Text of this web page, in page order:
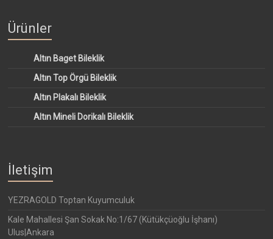
Ürünler
Altın Baget Bileklik
Altın Top Örgü Bileklik
Altın Plakalı Bileklik
Altın Mineli Dorikalı Bileklik
İletişim
YEZRAGOLD Toptan Kuyumculuk
Kale Mahallesi Şan Sokak No:1/67 (Kütükçüoğlu İşhanı)
Ulus|Ankara